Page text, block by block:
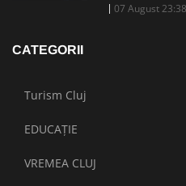
07 August 23:38
CATEGORII
Turism Cluj
EDUCAȚIE
VREMEA CLUJ